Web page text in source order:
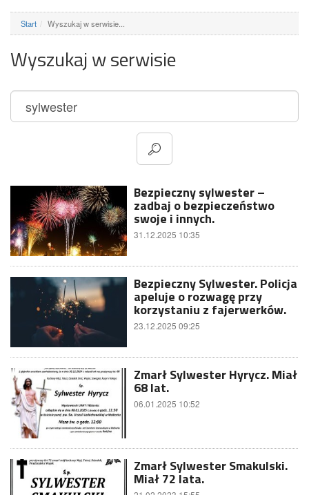
Start Wyszukaj w serwisie...
Wyszukaj w serwisie
Bezpieczny sylwester –
zadbaj o bezpieczeństwo
swoje i innych.
31.12.2025 10:35
Bezpieczny Sylwester. Policja
apeluje o rozwagę przy
korzystaniu z fajerwerków.
23.12.2025 09:25
Zmarł Sylwester Hyrycz. Miał
68 lat.
06.01.2025 10:52
Zmarł Sylwester Smakulski.
Miał 72 lata.